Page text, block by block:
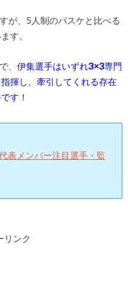
が、5人制のバスケと比べる
す。
、 伊集選手はいずれ3×3専門
揮し、牽引してくれる存在
す！
表メンバー注目選手・監
リンク